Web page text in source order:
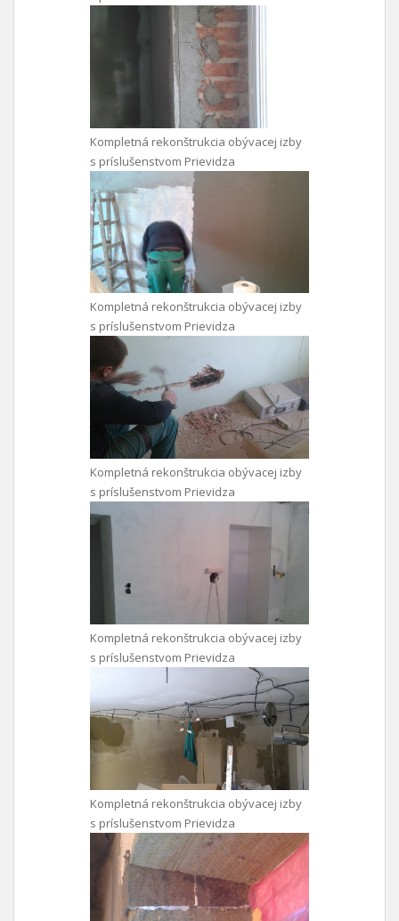
Kompletná rekonštrukcia obývacej izby
s príslušenstvom Prievidza
Kompletná rekonštrukcia obývacej izby
s príslušenstvom Prievidza
Kompletná rekonštrukcia obývacej izby
s príslušenstvom Prievidza
Kompletná rekonštrukcia obývacej izby
s príslušenstvom Prievidza
Kompletná rekonštrukcia obývacej izby
s príslušenstvom Prievidza